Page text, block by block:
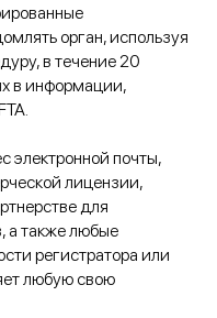
орган, используя
в течение 20
в информации,
электронной почты,
лицензии,
для
а также любые
регистратора или
любую свою